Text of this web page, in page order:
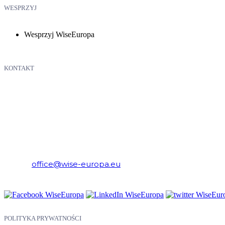
WESPRZYJ
Wesprzyj WiseEuropa
KONTAKT
office@wise-europa.eu
POLITYKA PRYWATNOŚCI